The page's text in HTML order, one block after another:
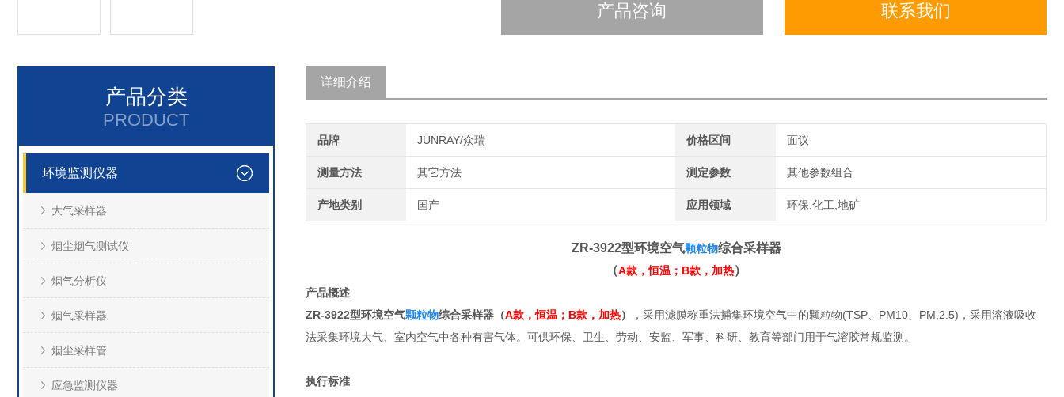
产品咨询 联系我们
产品分类
PRODUCT
环境监测仪器
大气采样器
烟尘烟气测试仪
烟气分析仪
烟气采样器
烟尘采样管
应急监测仪器
详细介绍
品牌 JUNRAY/众瑞 价格区间 面议
测量方法 其它方法 测定参数 其他参数组合
产地类别 国产 应用领域 环保,化工,地矿
ZR-3922型环境空气颗粒物综合采样器
（A款，恒温；B款，加热）
产品概述
ZR-3922型环境空气颗粒物综合采样器（A款，恒温；B款，加热）
，采用滤膜称重法捕集环境空气中的颗粒物(TSP、PM10、PM.2.5)，采用溶液吸收
法采集环境大气、室内空气中各种有害气体。可供环保、卫生、劳动、安监、军事、科研、教育等部门用于气溶胶常规监测。
执行标准